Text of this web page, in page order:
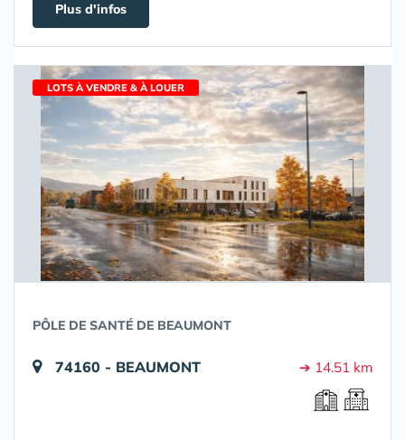
Plus d'infos
LOTS À VENDRE & À LOUER
PÔLE DE SANTÉ DE BEAUMONT
74160 - BEAUMONT ➔ 14.51 km